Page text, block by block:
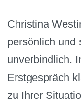
Christina
persönlich und
unverbindlich.
Erstgespräch
zu Ihrer